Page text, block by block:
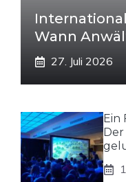
Wann
27. Juli 2026
Ein